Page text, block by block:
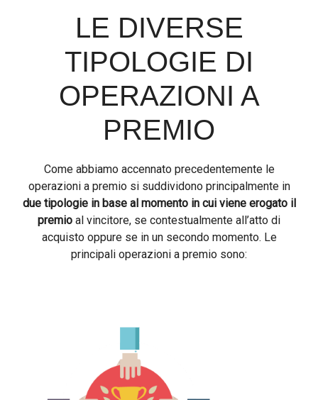
LE DIVERSE
TIPOLOGIE DI
OPERAZIONI A
PREMIO
Come abbiamo accennato precedentemente le
operazioni a premio si suddividono principalmente in
due tipologie in base al momento in cui viene erogato il
premio al vincitore, se contestualmente all’atto di
acquisto oppure se in un secondo momento. Le
principali operazioni a premio sono: